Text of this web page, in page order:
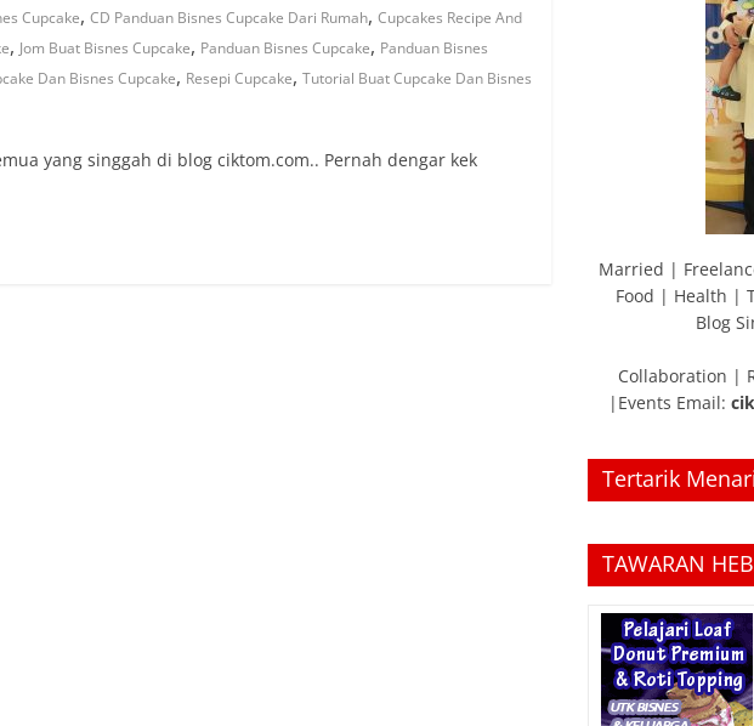
Cupcake, CD Panduan Bisnes Cupcake Dari Rumah, Cupcakes Recipe And
, Jom Buat Bisnes Cupcake, Panduan Bisnes Cupcake, Panduan Bisnes
Dan Bisnes Cupcake, Resepi Cupcake, Tutorial Buat Cupcake Dan Bisnes
yang singgah di blog ciktom.com.. Pernah dengar kek
Married |
Food | Health |
Blog
Collaboration |
|Events Email:
Tertarik
TAWARAN